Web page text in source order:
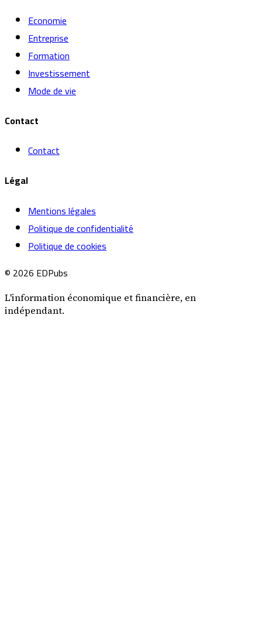
Economie
Entreprise
Formation
Investissement
Mode de vie
Contact
Contact
Légal
Mentions légales
Politique de confidentialité
Politique de cookies
© 2026 EDPubs
L'information économique et financière, en
indépendant.